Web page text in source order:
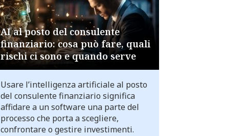
AI al posto del consulente
finanziario: cosa può fare, quali
rischi ci sono e quando serve
Usare l’intelligenza artificiale al posto
del consulente finanziario significa
affidare a un software una parte del
processo che porta a scegliere,
confrontare o gestire investimenti.